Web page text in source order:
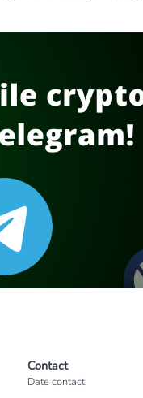
Contact
Date contact